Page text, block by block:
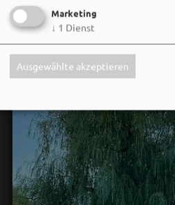
Marketing
↓ 1 Dienst
Ausgewählte akzeptieren